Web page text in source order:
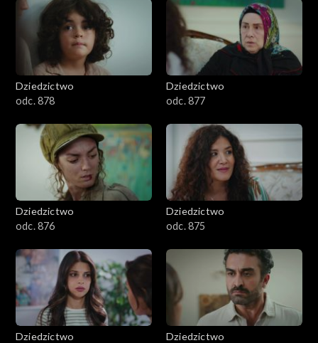
Dziedzictwo
odc. 878
Dziedzictwo
odc. 877
Dziedzictwo
odc. 876
Dziedzictwo
odc. 875
Dziedzictwo
Dziedzictwo